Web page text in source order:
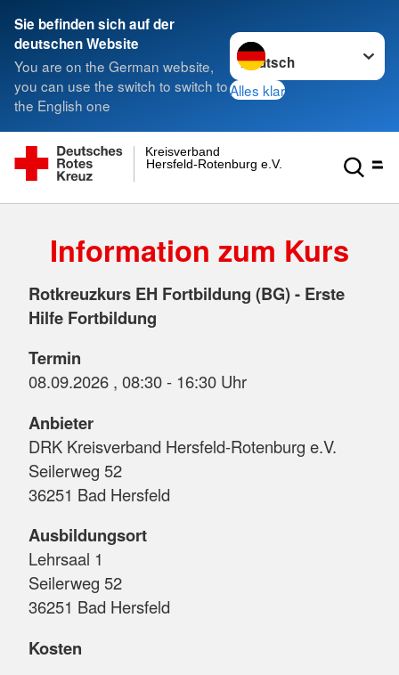
Sie befinden sich auf der
deutschen Website
You are on the German website,
you can use the switch to switch to
the English one
Sprache wechseln zu
Alles klar
Hersfeld-Rotenburg e.V.
Kreisverband
Information zum Kurs
Rotkreuzkurs EH Fortbildung (BG) - Erste
Hilfe Fortbildung
Termin
08.09.2026 , 08:30 - 16:30 Uhr
Anbieter
DRK Kreisverband Hersfeld-Rotenburg e.V.
Seilerweg 52
36251 Bad Hersfeld
Ausbildungsort
Lehrsaal 1
Seilerweg 52
36251 Bad Hersfeld
Kosten